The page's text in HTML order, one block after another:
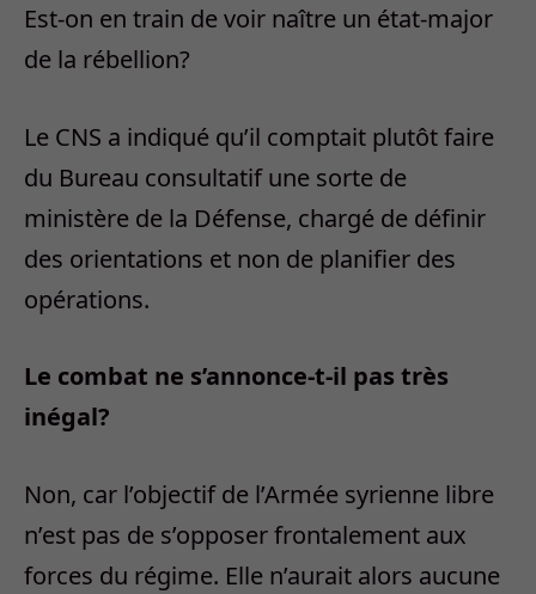
Est-on en train de voir naître un état-major
de la rébellion?
Le CNS a indiqué qu’il comptait plutôt faire
du Bureau consultatif une sorte de
ministère de la Défense, chargé de définir
des orientations et non de planifier des
opérations.
Le combat ne s’annonce-t-il pas très
inégal?
Non, car l’objectif de l’Armée syrienne libre
n’est pas de s’opposer frontalement aux
forces du régime. Elle n’aurait alors aucune